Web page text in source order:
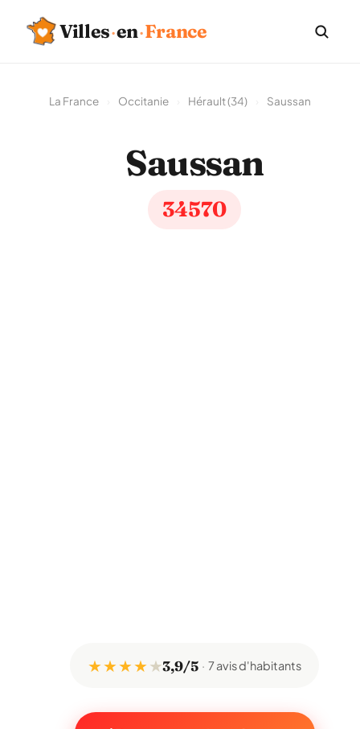
Villes·en·France
La France Occitanie Hérault (34) Saussan
Saussan
34570
★ ★ ★ ★★3,9/5 7 avis d'habitants